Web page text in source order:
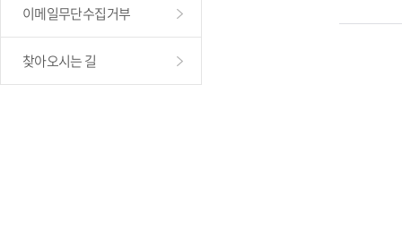
이메일무단수집거부
찾아오시는 길